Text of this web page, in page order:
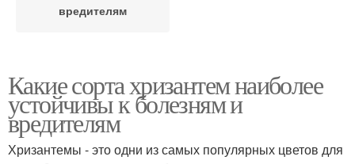
вредителям
Какие сорта хризантем наиболее
устойчивы к болезням и
вредителям
Хризантемы - это одни из самых популярных цветов для